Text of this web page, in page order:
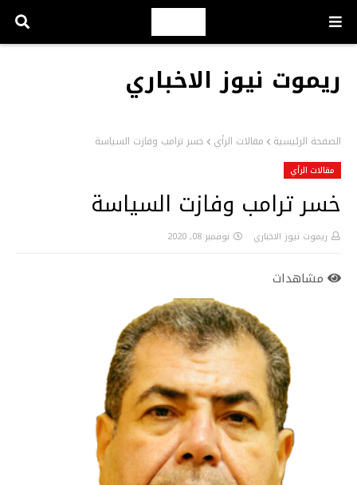
ريموت نيوز الاخباري
الصفحة الرئيسية مقالات الرأي خسر ترامب وفازت السياسة
مقالات الرأي
خسر ترامب وفازت السياسة
ريموت نيوز الاخباري نوفمبر 08, 2020
مشاهدات